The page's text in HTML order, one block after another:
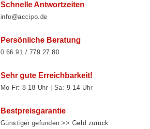
Schnelle Antwortzeiten
info@accipo.de
Persönliche Beratung
0 66 91 / 779 27 80
Sehr gute Erreichbarkeit!
Mo-Fr: 8‑18 Uhr | Sa: 9‑14 Uhr
Bestpreisgarantie
Günstiger gefunden >> Geld zurück